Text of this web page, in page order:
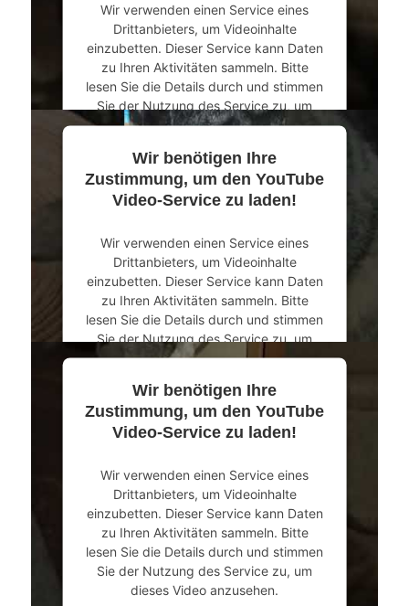
powered byUsercentrics Consent
Management Platform&eRecht24
Wir verwenden einen Service eines
Drittanbieters, um Videoinhalte
einzubetten. Dieser Service kann Daten
zu Ihren Aktivitäten sammeln. Bitte
lesen Sie die Details durch und stimmen
Sie der Nutzung des Service zu, um
dieses Video anzusehen.
Mehr Informationen
powered byUsercentrics Consent
Management Platform&eRecht24
Wir benötigen Ihre
Zustimmung, um den YouTube
Video-Service zu laden!
Wir verwenden einen Service eines
Drittanbieters, um Videoinhalte
einzubetten. Dieser Service kann Daten
zu Ihren Aktivitäten sammeln. Bitte
lesen Sie die Details durch und stimmen
Sie der Nutzung des Service zu, um
dieses Video anzusehen.
Mehr Informationen
powered byUsercentrics Consent
Management Platform&eRecht24
Wir benötigen Ihre
Zustimmung, um den YouTube
Video-Service zu laden!
Wir verwenden einen Service eines
Drittanbieters, um Videoinhalte
einzubetten. Dieser Service kann Daten
zu Ihren Aktivitäten sammeln. Bitte
lesen Sie die Details durch und stimmen
Sie der Nutzung des Service zu, um
dieses Video anzusehen.